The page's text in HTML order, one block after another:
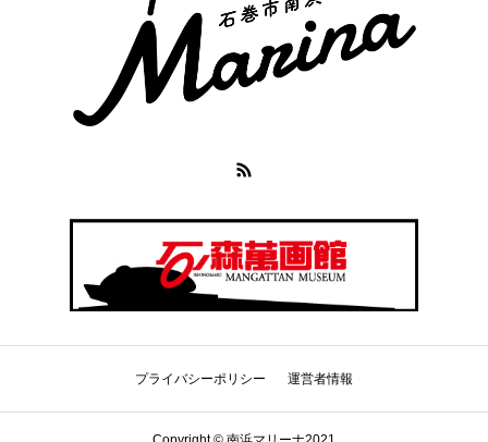
プライバシーポリシー 運営者情報